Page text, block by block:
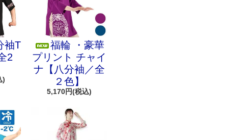
袖T
2
)
福輪 ・豪華
プリント チャイ
ナ【八分袖／全
２色】
5,170円(税込)